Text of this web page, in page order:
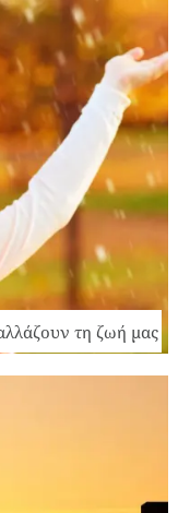
τη ζωή μας